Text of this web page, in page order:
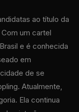
ao título da
um cartel
e é conhecida
em
de se
Atualmente,
Ela continua